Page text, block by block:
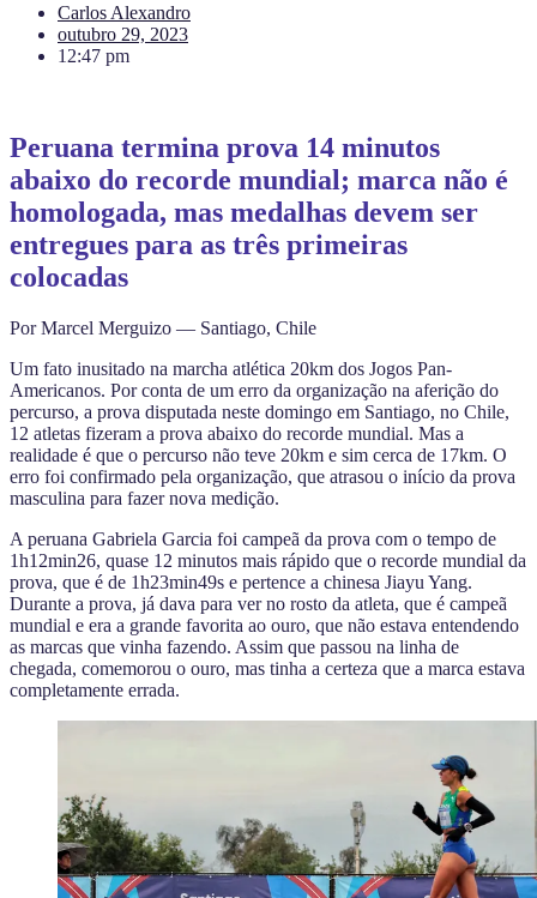
Carlos Alexandro
outubro 29, 2023
12:47 pm
Peruana termina prova 14 minutos
abaixo do recorde mundial; marca não é
homologada, mas medalhas devem ser
entregues para as três primeiras
colocadas
Por Marcel Merguizo — Santiago, Chile
Um fato inusitado na marcha atlética 20km dos Jogos Pan-
Americanos. Por conta de um erro da organização na aferição do
percurso, a prova disputada neste domingo em Santiago, no Chile,
12 atletas fizeram a prova abaixo do recorde mundial. Mas a
realidade é que o percurso não teve 20km e sim cerca de 17km. O
erro foi confirmado pela organização, que atrasou o início da prova
masculina para fazer nova medição.
A peruana Gabriela Garcia foi campeã da prova com o tempo de
1h12min26, quase 12 minutos mais rápido que o recorde mundial da
prova, que é de 1h23min49s e pertence a chinesa Jiayu Yang.
Durante a prova, já dava para ver no rosto da atleta, que é campeã
mundial e era a grande favorita ao ouro, que não estava entendendo
as marcas que vinha fazendo. Assim que passou na linha de
chegada, comemorou o ouro, mas tinha a certeza que a marca estava
completamente errada.